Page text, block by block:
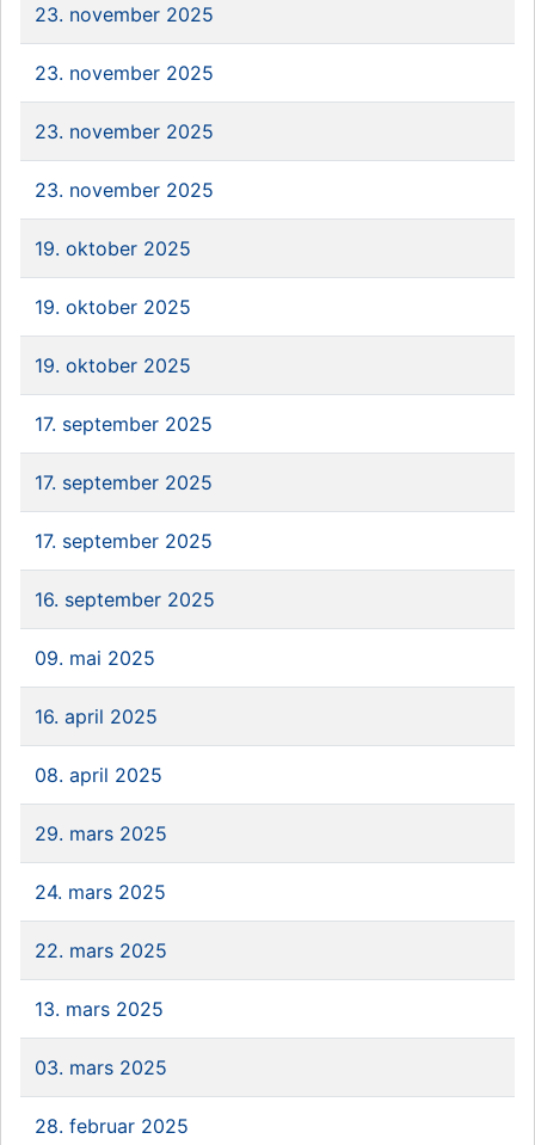
23. november 2025
23. november 2025
23. november 2025
23. november 2025
19. oktober 2025
19. oktober 2025
19. oktober 2025
17. september 2025
17. september 2025
17. september 2025
16. september 2025
09. mai 2025
16. april 2025
08. april 2025
29. mars 2025
24. mars 2025
22. mars 2025
13. mars 2025
03. mars 2025
28. februar 2025